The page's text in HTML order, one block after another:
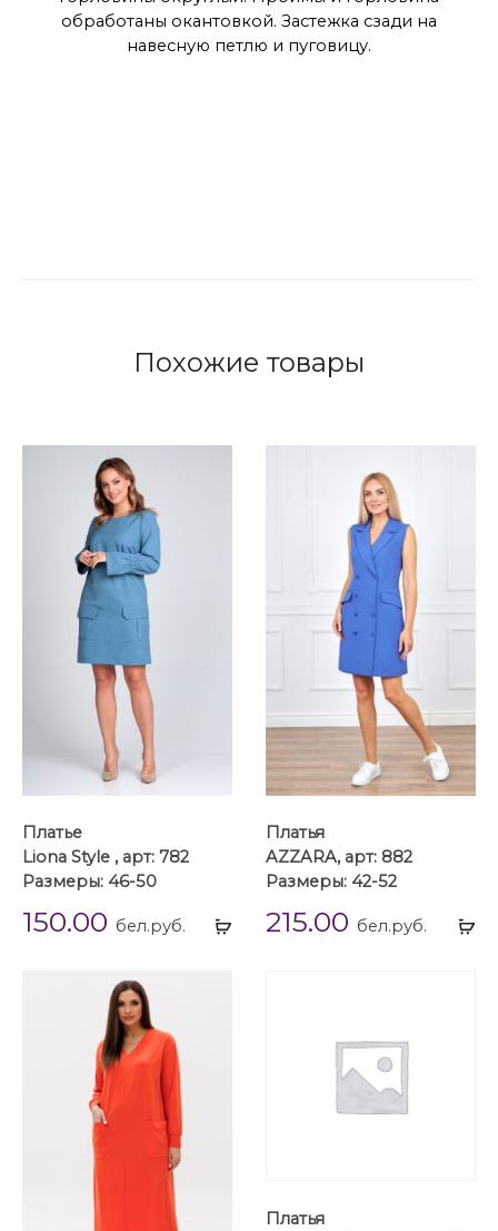
обработаны окантовкой. Застежка сзади на
навесную петлю и пуговицу.
Похожие товары
Выбрать
Платье
Liona Style , арт: 782
Размеры: 46-50
150.00 бел.руб.
Платья
AZZARA, арт: 882
Размеры: 42-52
215.00 бел.руб.
Платья